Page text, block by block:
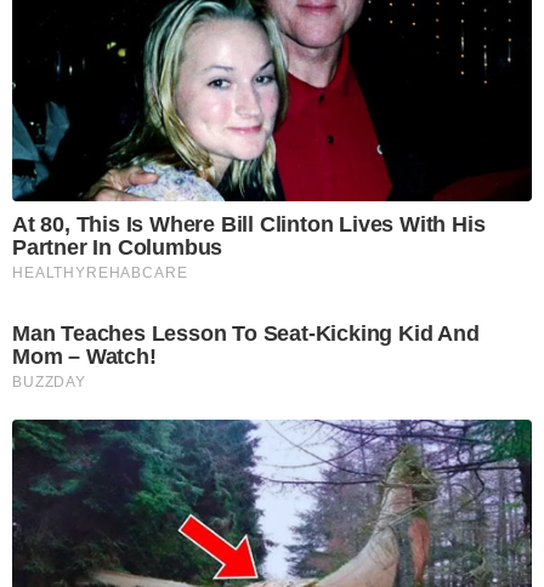
At 80, This Is Where Bill Clinton Lives With His
Partner In Columbus
HEALTHYREHABCARE
Man Teaches Lesson To Seat-Kicking Kid And
Mom – Watch!
BUZZDAY